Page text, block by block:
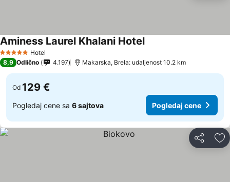
5 ZvezdiceHotel
Aminess Laurel Khalani HotelPogledaj cene
8,9 Odlično 4.197 Makarska, Brela: udaljenost 10.2 km
Od 129 €
Pogledaj cene sa 6 sajtova Pogledaj cene
Deli